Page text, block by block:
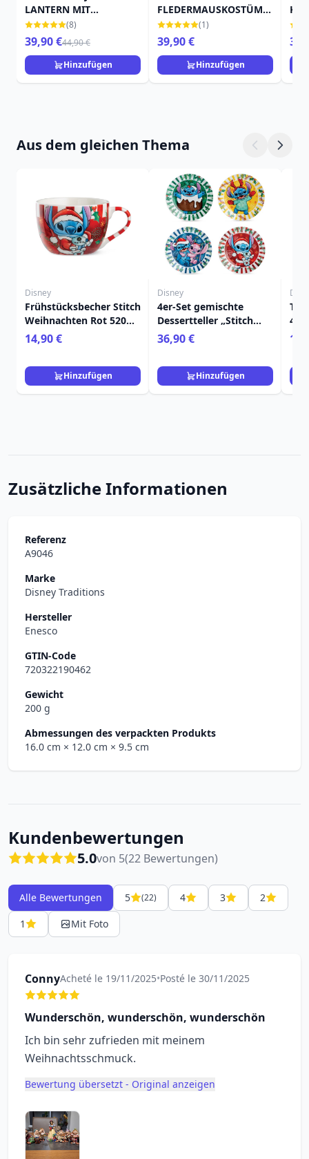
LANTERN MIT
FLEDERMAUS - DISNEY
TRADITIONS
(8)
39,90 €44,90 €
Hinzufügen
FLEDERMAUSKOSTÜM -
DISNEY TRADITIONS
(1)
39,90 €
Hinzufügen
Aus dem gleichen Thema
Disney
Frühstücksbecher Stitch
Weihnachten Rot 520
ml - Egan Disney Home
14,90 €
Hinzufügen
Disney
4er-Set gemischte
Dessertteller „Stitch
Weihnachten“ – Egan
Disney Home
36,90 €
Hinzufügen
Zusätzliche Informationen
Referenz
A9046
Marke
Disney Traditions
Hersteller
Enesco
GTIN-Code
720322190462
Gewicht
200 g
Abmessungen des verpackten Produkts
16.0 cm × 12.0 cm × 9.5 cm
Kundenbewertungen
5.0von 5(22 Bewertungen)
Alle Bewertungen 5 (22) 4 3
2
1
Mit Foto
ConnyAcheté le 19/11/2025•Posté le 30/11/2025
Wunderschön, wunderschön, wunderschön
Ich bin sehr zufrieden mit meinem
Weihnachtsschmuck.
Bewertung übersetzt - Original anzeigen